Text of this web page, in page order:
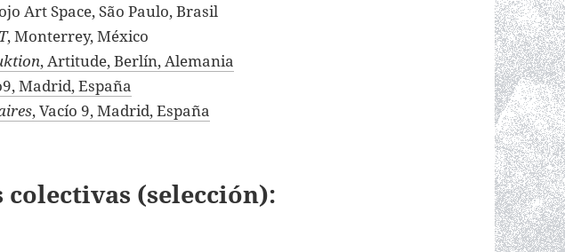
Art Space, São Paulo, Brasil
, Monterrey, México
, Artitude, Berlín, Alemania
Madrid, España
, Vacío 9, Madrid, España
colectivas (selección):